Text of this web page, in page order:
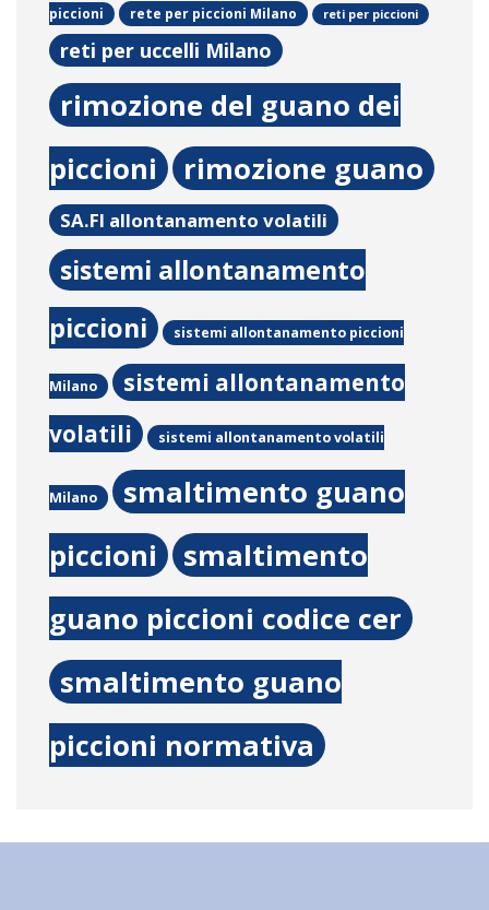
piccioni rete per piccioni Milano reti per piccioni
reti per uccelli Milano
rimozione del guano dei
piccioni
rimozione guano
SA.FI allontanamento volatili
sistemi allontanamento
piccioni
sistemi allontanamento piccioni
Milano
sistemi allontanamento
volatili
sistemi allontanamento volatili
Milano
smaltimento guano
piccioni
smaltimento
guano piccioni codice cer
smaltimento guano
piccioni normativa